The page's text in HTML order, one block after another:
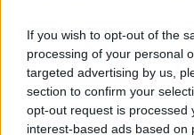
If you wish to opt-out of the
processing of your personal
targeted advertising by us,
section to confirm your
opt-out request is processed
interest-based ads based on
Para Simeone,
cubrir, no solo en lo
en lo emocional.
soldados más leales,
imagen y semejanza.